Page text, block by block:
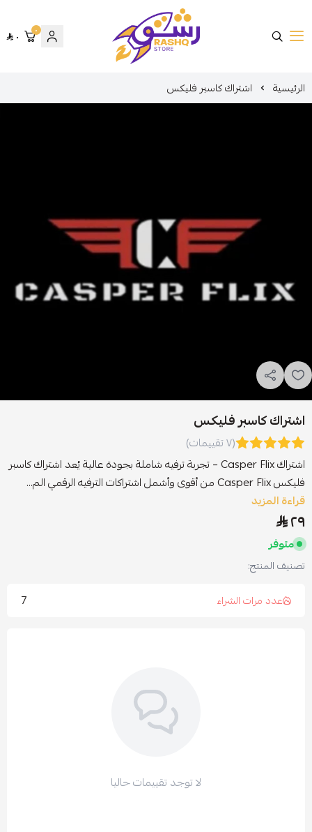
متجر رشق
٠ ٠
الرئيسية اشتراك كاسبر فليكس
اشتراك كاسبر فليكس
(٧ تقييمات)
اشتراك Casper Flix – تجربة ترفيه شاملة بجودة عالية يُعد اشتراك كاسبر
فليكس Casper Flix من أقوى وأشمل اشتراكات الترفيه الرقمي الم...
قراءة المزيد
٢٩
متوفر
تصنيف المنتج:
عدد مرات الشراء
7
لا توجد تقييمات حاليا